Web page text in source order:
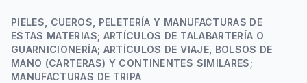
PIELES, CUEROS, PELETERÍA Y MANUFACTURAS DE
ESTAS MATERIAS; ARTÍCULOS DE TALABARTERÍA O
GUARNICIONERÍA; ARTÍCULOS DE VIAJE, BOLSOS DE
MANO (CARTERAS) Y CONTINENTES SIMILARES;
MANUFACTURAS DE TRIPA